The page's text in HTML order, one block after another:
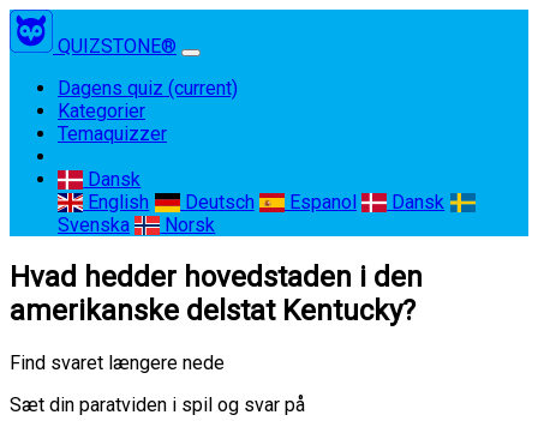
QUIZSTONE®
Dagens quiz (current)
Kategorier
Temaquizzer
Dansk
English
Deutsch Espanol
Dansk
Svenska
Norsk
Hvad hedder hovedstaden i den
amerikanske delstat Kentucky?
Find svaret længere nede
Sæt din paratviden i spil og svar på